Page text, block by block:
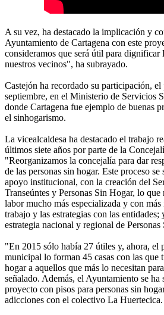
A su vez, ha destacado la implicación y
Ayuntamiento de Cartagena con este
consideramos que será útil para dignificar
nuestros vecinos", ha subrayado.
Castejón ha recordado su participación, el
septiembre, en el Ministerio de Servicios
donde Cartagena fue ejemplo de buenas
el sinhogarismo.
La vicealcaldesa ha destacado el trabajo
últimos siete años por parte de la
"Reorganizamos la concejalía para dar
de las personas sin hogar. Este proceso se
apoyo institucional, con la creación del
Transeúntes y Personas Sin Hogar, lo
labor mucho más especializada y con
trabajo y las estrategias con las entidades;
estrategia nacional y regional de
"En 2015 sólo había 27 útiles y, ahora, el
municipal lo forman 45 casas con las que
hogar a aquellos que más lo necesitan
señalado. Además, el Ayuntamiento se
proyecto con pisos para personas sin
adicciones con el colectivo La Huertecica.